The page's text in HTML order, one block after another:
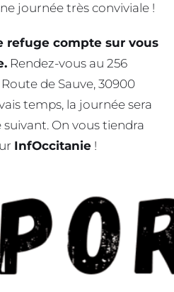
journée très conviviale !
refuge compte sur vous
Rendez-vous au 256
de Sauve, 30900
temps, la journée sera
On vous tiendra
InfOccitanie !